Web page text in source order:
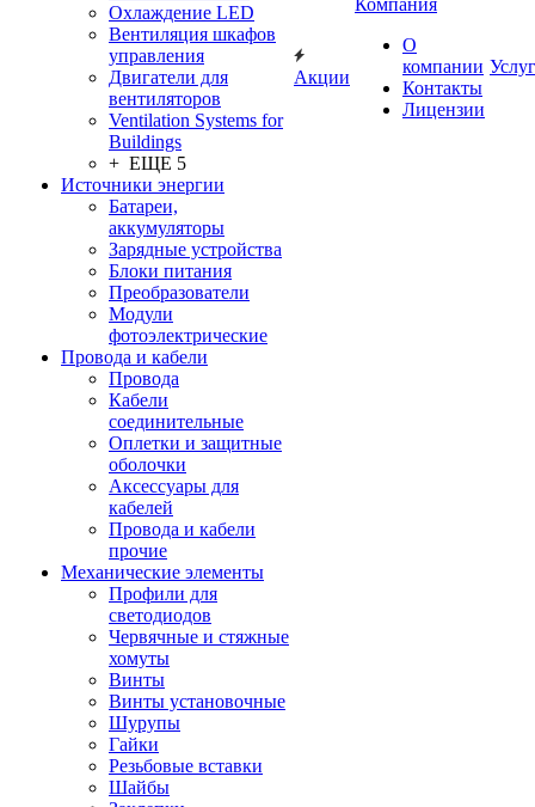
Охлаждение LED
Вентиляция шкафов
управления
Двигатели для
вентиляторов
Ventilation Systems for
Buildings
+ ЕЩЕ 5
Источники энергии
Батареи,
аккумуляторы
Зарядные устройства
Блоки питания
Преобразователи
Модули
фотоэлектрические
Провода и кабели
Провода
Кабели
соединительные
Оплетки и защитные
оболочки
Аксессуары для
кабелей
Провода и кабели
прочие
Механические элементы
Профили для
светодиодов
Червячные и стяжные
хомуты
Винты
Винты установочные
Шурупы
Гайки
Резьбовые вставки
Шайбы
Акции
Компания
О
компании
Контакты
Лицензии